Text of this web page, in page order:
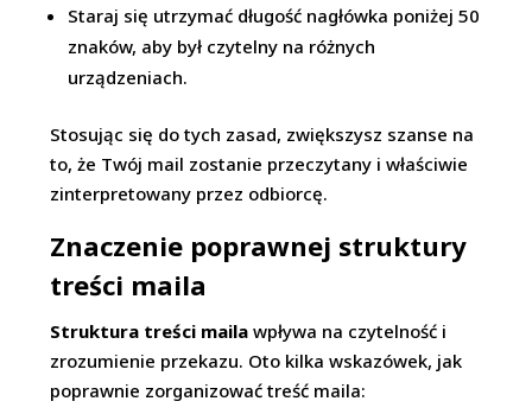
Staraj się utrzymać długość nagłówka poniżej 50
znaków, aby był czytelny na różnych
urządzeniach.
Stosując się do tych zasad, zwiększysz szanse na
to, że Twój mail zostanie przeczytany i właściwie
zinterpretowany przez odbiorcę.
Znaczenie poprawnej struktury
treści maila
Struktura treści maila wpływa na czytelność i
zrozumienie przekazu. Oto kilka wskazówek, jak
poprawnie zorganizować treść maila: